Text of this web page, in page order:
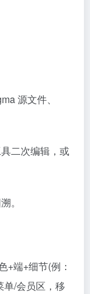
源文件、
二次编辑，或
。
+端+细节(例：
/会员区，移